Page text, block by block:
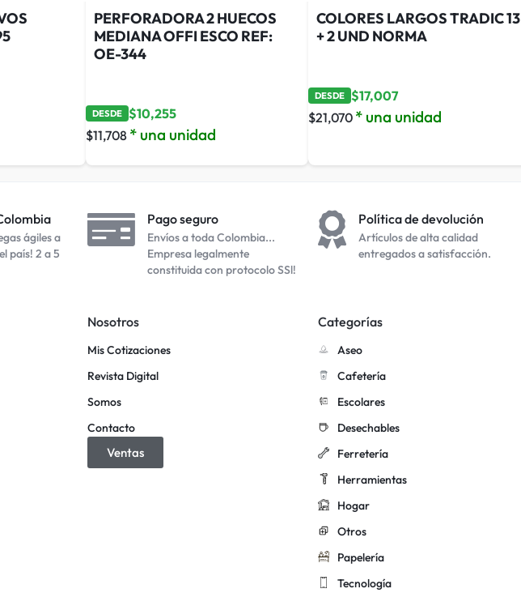
PERFORADORA 2 HUECOS
MEDIANA OFFI ESCO REF:
OE-344
DESDE $10,255
$11,708 * una unidad
COLORES LARGOS TRADIC 13
+ 2 UND NORMA
DESDE $17,007
$21,070 * una unidad
ágiles a
país! 2 a 5
Pago seguro
Envíos a toda Colombia...
Empresa legalmente
constituida con protocolo SSl!
Política de devolución
Artículos de alta calidad
entregados a satisfacción.
Nosotros
Mis Cotizaciones
Revista Digital
Somos
Contacto
Ventas
Categorías
Aseo
Cafetería
Escolares
Desechables
Ferretería
Herramientas
Hogar
Otros
Papelería
Tecnología